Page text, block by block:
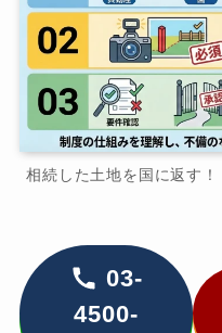
相続した土地を国に返す
03-
4500-